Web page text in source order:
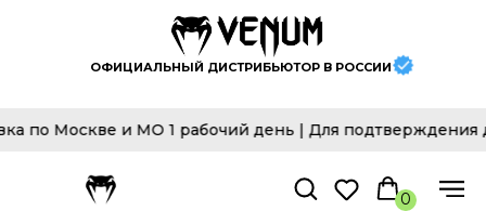
ОФИЦИАЛЬНЫЙ ДИСТРИБЬЮТОР В РОССИИ
и МО 1 рабочий день | Для подтверждения
0